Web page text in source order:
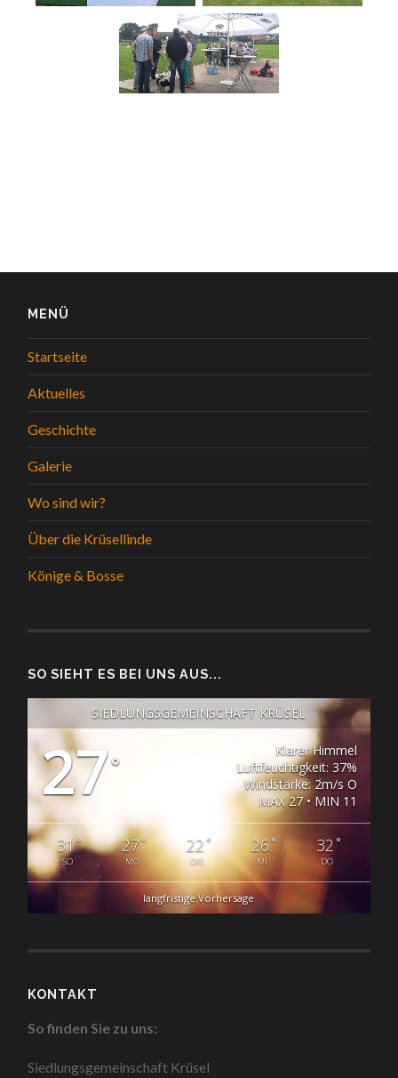
MENÜ
Startseite
Aktuelles
Geschichte
Galerie
Wo sind wir?
Über die Krüsellinde
Könige & Bosse
SO SIEHT ES BEI UNS AUS...
SIEDLUNGSGEMEINSCHAFT KRÜSEL
27°
Klarer Himmel
Luftfeuchtigkeit: 37%
Windstärke: 2m/s O
MAX 27 • MIN 11
31°
SO
27°
MO
22 °
DIE
26°
MI
32 °
DO
langfristige Vorhersage
KONTAKT
So finden Sie zu uns:
Siedlungsgemeinschaft Krüsel